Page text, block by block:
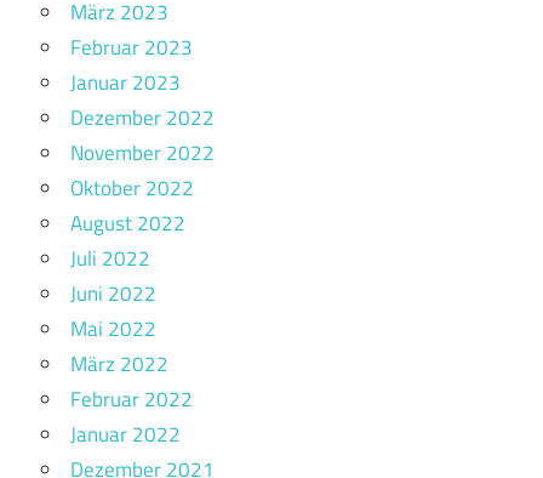
März 2023
Februar 2023
Januar 2023
Dezember 2022
November 2022
Oktober 2022
August 2022
Juli 2022
Juni 2022
Mai 2022
März 2022
Februar 2022
Januar 2022
Dezember 2021